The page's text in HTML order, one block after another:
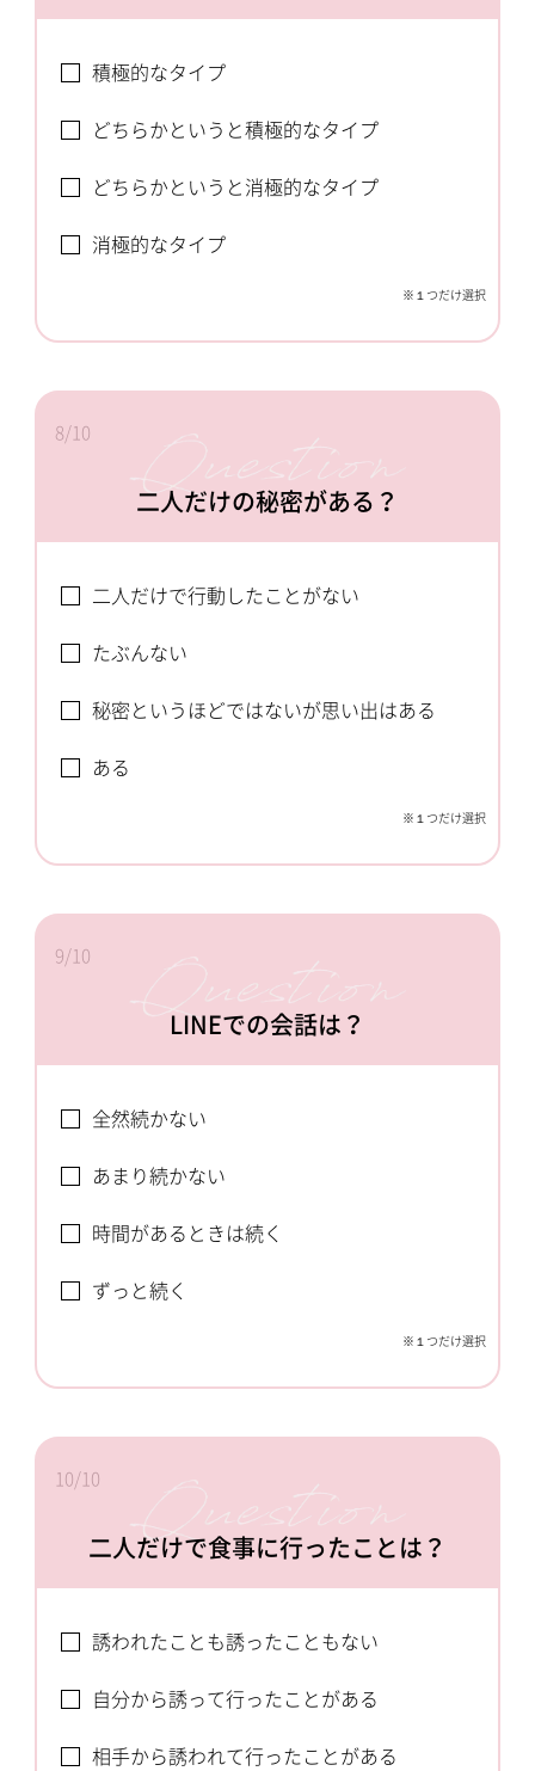
積極的なタイプ
どちらかというと積極的なタイプ
どちらかというと消極的なタイプ
消極的なタイプ
※１つだけ選択
8/10
二人だけの秘密がある？
二人だけで行動したことがない
たぶんない
秘密というほどではないが思い出はある
ある
※１つだけ選択
9/10
LINEでの会話は？
全然続かない
あまり続かない
時間があるときは続く
ずっと続く
※１つだけ選択
10/10
二人だけで食事に行ったことは？
誘われたことも誘ったこともない
自分から誘って行ったことがある
相手から誘われて行ったことがある